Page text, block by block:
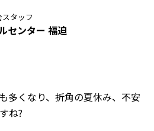
タッフ
センター 福迫
多くなり、折角の夏休み、不安
ね?